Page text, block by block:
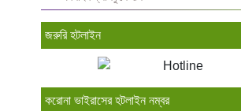
জরুরি হটলাইন
করোনা ভাইরাসের হটলাইন নম্বর